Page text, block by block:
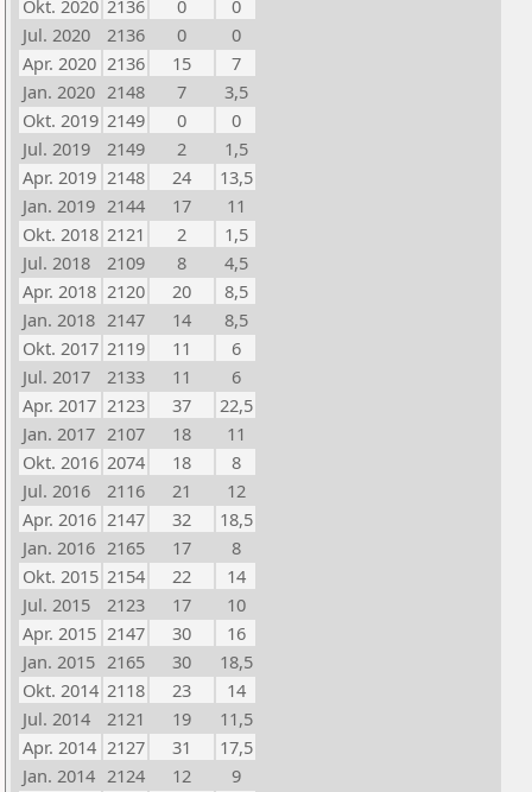
Okt. 2020 2136 0
0
Jul. 2020
2136 0
0
Apr. 2020 2136 15
7
Jan. 2020 2148 7
3,5
Okt. 2019 2149 0
0
Jul. 2019
2149 2
1,5
Apr. 2019 2148 24
13,5
Jan. 2019 2144 17
11
Okt. 2018 2121 2
1,5
Jul. 2018
2109 8
4,5
Apr. 2018 2120 20
8,5
Jan. 2018 2147 14
8,5
Okt. 2017 2119 11
6
Jul. 2017
2133 11
6
Apr. 2017 2123 37
22,5
Jan. 2017 2107 18
11
Okt. 2016 2074 18
8
Jul. 2016
2116 21
12
Apr. 2016 2147 32
18,5
Jan. 2016 2165 17
8
Okt. 2015 2154 22
14
Jul. 2015
2123 17
10
Apr. 2015 2147 30
16
Jan. 2015 2165 30
18,5
Okt. 2014 2118 23
14
Jul. 2014
2121 19
11,5
Apr. 2014 2127 31
17,5
Jan. 2014 2124 12
9